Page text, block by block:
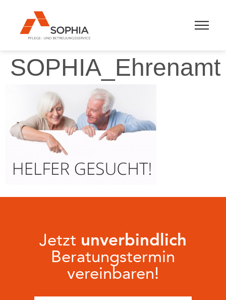
SOPHIA_Ehrenamt
Jetzt unverbindlich
Beratungstermin
vereinbaren!